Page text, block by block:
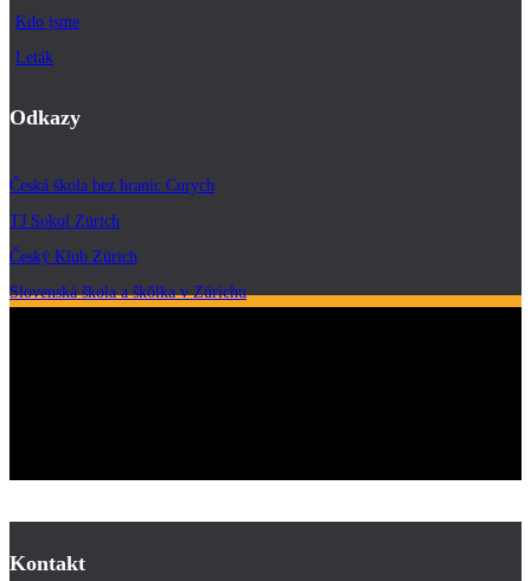
Kdo jsme
Leták
Odkazy
Česká škola bez hranic Curych
TJ Sokol Zürich
Český Klub Zürich
Slovenská škola a škôlka v Zürichu
Kontakt